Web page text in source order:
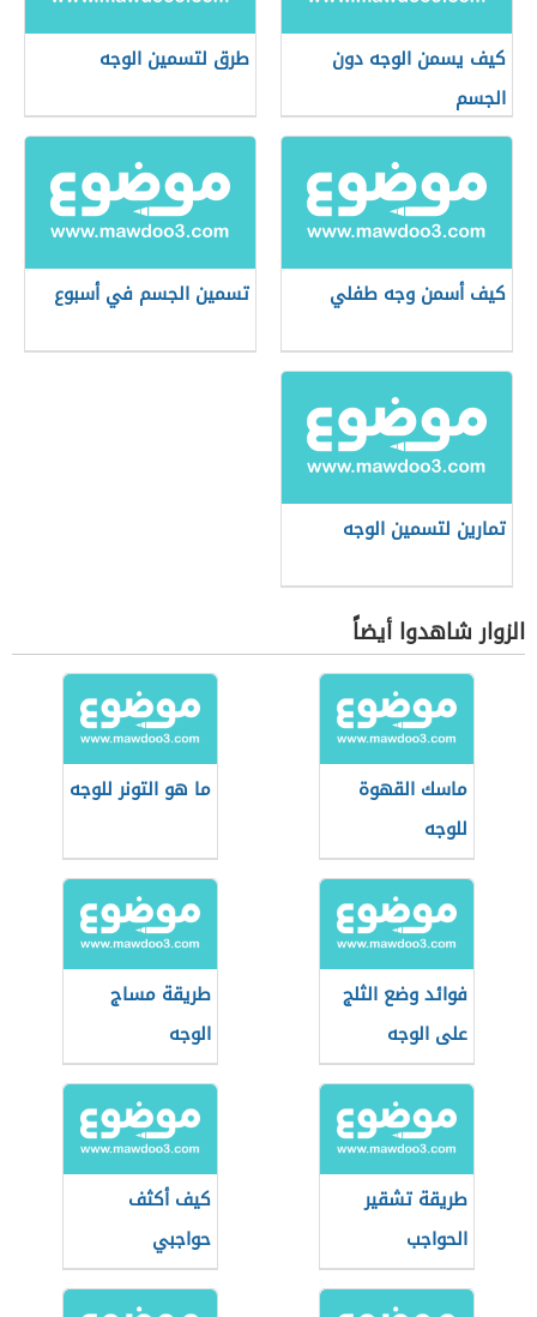
كيف يسمن الوجه دون
الجسم
طرق لتسمين الوجه
كيف أسمن وجه طفلي تسمين الجسم في أسبوع
تمارين لتسمين الوجه
الزوار شاهدوا أيضاً
ماسك القهوة
للوجه
ما هو التونر للوجه
فوائد وضع الثلج
على الوجه
طريقة مساج
الوجه
طريقة تشقير
الحواجب
كيف أكثف
حواجبي